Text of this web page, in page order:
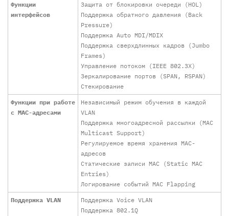
Функции
интерфейсов
Защита от блокировки очереди (HOL)
Поддержка обратного давления (Back
Pressure)
Поддержка Auto MDI/MDIX
Поддержка сверхдлинных кадров (Jumbo
Frames)
Управление потоком (IEEE 802.3X)
Зеркалирование портов (SPAN, RSPAN)
Стекирование
Функции при работе
с МAC-адресами
Независимый режим обучения в каждой
VLAN
Поддержка многоадресной рассылки (MAC
Multicast Support)
Регулируемое время хранения MAC-
адресов
Статические записи MAC (Static MAC
Entries)
Логирование событий MAC Flapping
Поддержка VLAN
Поддержка Voice VLAN
Поддержка 802.1Q